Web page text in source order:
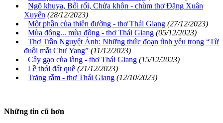
Ngõ khuya, Bối rối, Chửa khôn - chùm thơ Đặng Xuân
Xuyến (28/12/2023)
Một phần của thiên đường - thơ Thái Giang (27/12/2023)
Mùa đông... mùa đông - thơ Thái Giang (05/12/2023)
Thơ Trần Nguyệt Ánh: Những thức đoạn tình yêu trong “Từ
đuôi mắt Chư Yang” (11/12/2023)
Cây gạo của làng - thơ Thái Giang (15/12/2023)
Lề thói đất quê (21/12/2023)
Trăng rằm - thơ Thái Giang (12/10/2023)
Những tin cũ hơn